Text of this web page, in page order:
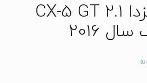
خودرو مزدا CX-5 GT 2.1
2016